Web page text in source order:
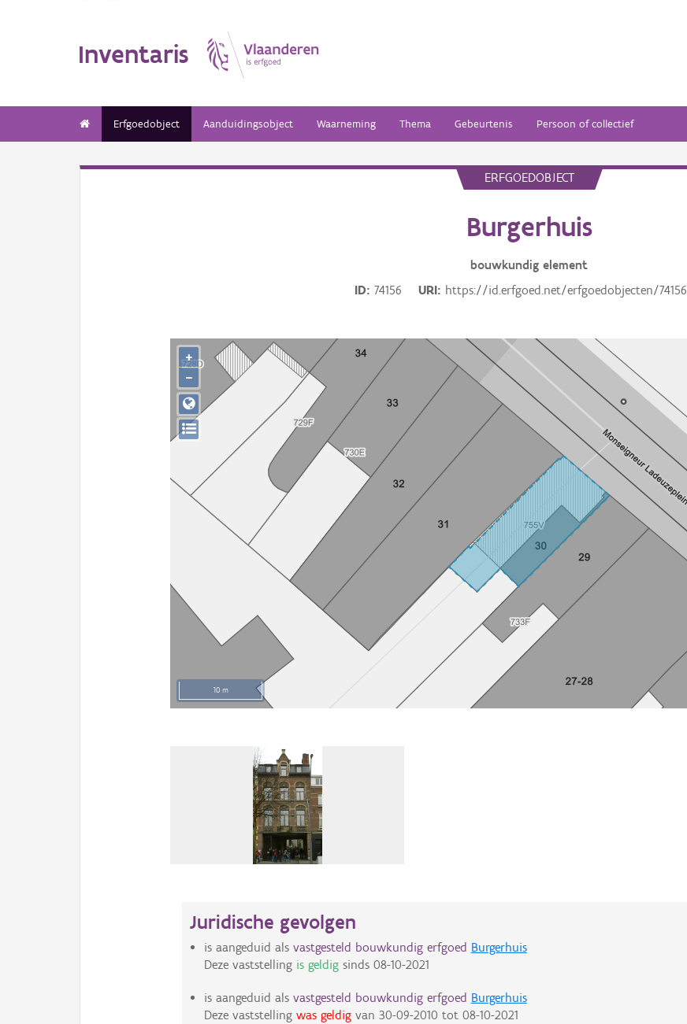
Inventaris
Erfgoedobject Aanduidingsobject Waarneming Thema Gebeurtenis Persoon of collectief
ERFGOEDOBJECT
Burgerhuis
bouwkundig element
ID
74156 URI https://id.erfgoed.net/erfgoedobjecten/74156
10 m
+
−
Juridische gevolgen
is aangeduid als vastgesteld bouwkundig erfgoed Burgerhuis
Deze vaststelling is geldigsinds 08-10-2021
is aangeduid als vastgesteld bouwkundig erfgoed Burgerhuis
Deze vaststelling was geldigvan 30-09-2010 tot 08-10-2021